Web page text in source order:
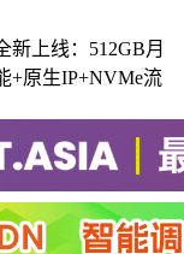
新上线：512GB月
+原生IP+NVMe流